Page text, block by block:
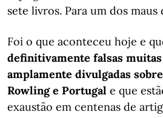
sete livros. Para um dos maus
Foi o que aconteceu hoje e
definitivamente falsas muitas
amplamente divulgadas
Rowling e Portugal e que
exaustão em centenas de